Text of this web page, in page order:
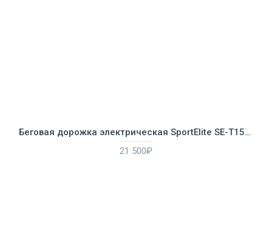
Беговая дорожка электрическая SportElite SE-T1520
21 500₽